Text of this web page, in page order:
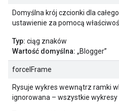
Domyślna krój czcionki dla
ustawienie za pomocą
Typ: ciąg znaków
Wartość domyślna: „Blogger”
forceIFrame
Rysuje wykres wewnątrz ramki
ignorowana – wszystkie